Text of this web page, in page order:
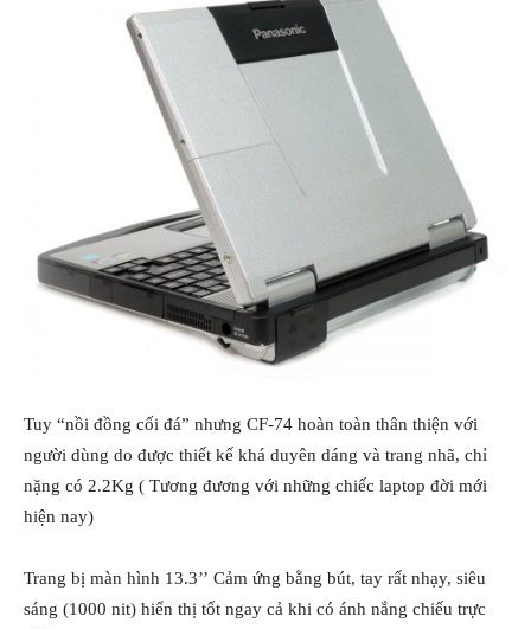
Tuy “nồi đồng cối đá” nhưng CF-74 hoàn toàn thân thiện với
người dùng do được thiết kế khá duyên dáng và trang nhã, chỉ
nặng có 2.2Kg ( Tương đương với những chiếc laptop đời mới
hiện nay)
Trang bị màn hình 13.3’’ Cảm ứng bằng bút, tay rất nhạy, siêu
sáng (1000 nit) hiển thị tốt ngay cả khi có ánh nắng chiếu trực